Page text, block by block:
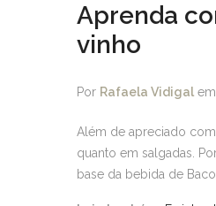
Aprenda
vinho
Por Rafaela Vidigal em
Além de apreciado
quanto em salgadas.
base da bebida de